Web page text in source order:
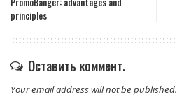
PromoBanger: advantages and
principles
Оставить коммент.
Your email address will not be published.